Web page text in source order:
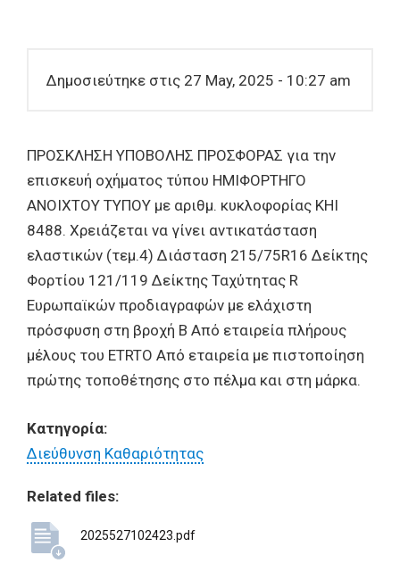
Δημοσιεύτηκε στις 27 May, 2025 - 10:27 am
ΠΡΟΣΚΛΗΣΗ ΥΠΟΒΟΛΗΣ ΠΡΟΣΦΟΡΑΣ για την
επισκευή οχήματος τύπου ΗΜΙΦΟΡΤΗΓΟ
ΑΝΟΙΧΤΟΥ ΤΥΠΟΥ με αριθμ. κυκλοφορίας ΚΗΙ
8488. Χρειάζεται να γίνει αντικατάσταση
ελαστικών (τεμ.4) Διάσταση 215/75R16 Δείκτης
Φορτίου 121/119 Δείκτης Ταχύτητας R
Ευρωπαϊκών προδιαγραφών με ελάχιστη
πρόσφυση στη βροχή Β Από εταιρεία πλήρους
μέλους του ETRTO Aπό εταιρεία με πιστοποίηση
πρώτης τοποθέτησης στο πέλμα και στη μάρκα.
Κατηγορία:
Διεύθυνση Καθαριότητας
Related files:
2025527102423.pdf